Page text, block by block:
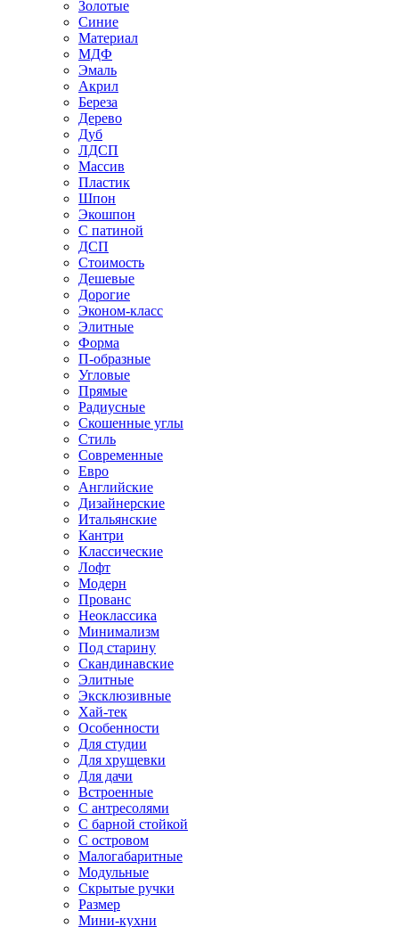
Золотые
Синие
Материал
МДФ
Эмаль
Акрил
Береза
Дерево
Дуб
ЛДСП
Массив
Пластик
Шпон
Экошпон
С патиной
ДСП
Стоимость
Дешевые
Дорогие
Эконом-класс
Элитные
Форма
П-образные
Угловые
Прямые
Радиусные
Скошенные углы
Стиль
Современные
Евро
Английские
Дизайнерские
Итальянские
Кантри
Классические
Лофт
Модерн
Прованс
Неоклассика
Минимализм
Под старину
Скандинавские
Элитные
Эксклюзивные
Хай-тек
Особенности
Для студии
Для хрущевки
Для дачи
Встроенные
С антресолями
С барной стойкой
С островом
Малогабаритные
Модульные
Скрытые ручки
Размер
Мини-кухни